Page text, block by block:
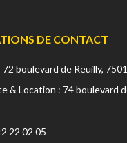
DE CONTACT
boulevard de Reuilly,
& Location : 74 boulevard
22 02 05